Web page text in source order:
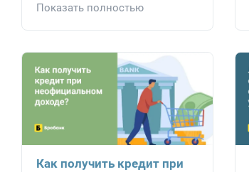
Показать полностью
Как получить кредит при